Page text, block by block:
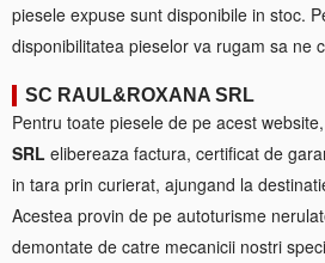
piesele expuse sunt disponibile in stoc.
disponibilitatea pieselor va rugam sa ne
SC RAUL&ROXANA SRL
Pentru toate piesele de pe acest website,
SRL elibereaza factura, certificat de
in tara prin curierat, ajungand la
Acestea provin de pe autoturisme
demontate de catre mecanicii nostri